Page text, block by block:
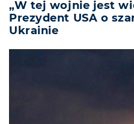
„W tej wojnie jest
Prezydent USA o
Ukrainie